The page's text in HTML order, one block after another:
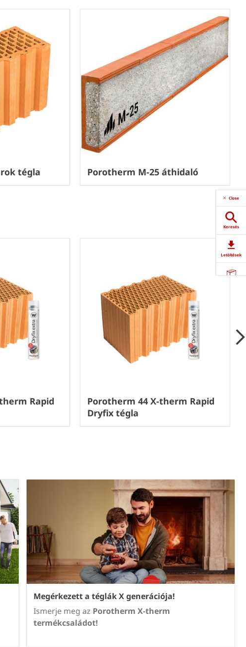
tégla Porotherm M-25 áthidaló
Rapid
Porotherm 44 X-therm Rapid
Dryfix tégla
Megérkezett a téglák X generációja!
Ismerje meg az Porotherm X-therm
termékcsaládot!
Close
Keresés
Letöltések